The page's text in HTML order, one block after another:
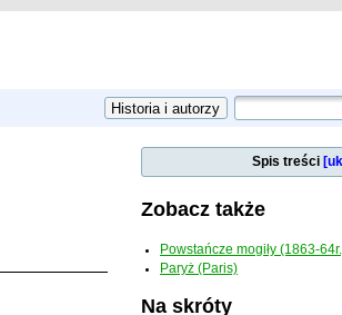
Spis treści
Zobacz także
Powstańcze mogiły (1863-
Paryż (Paris)
Na skróty